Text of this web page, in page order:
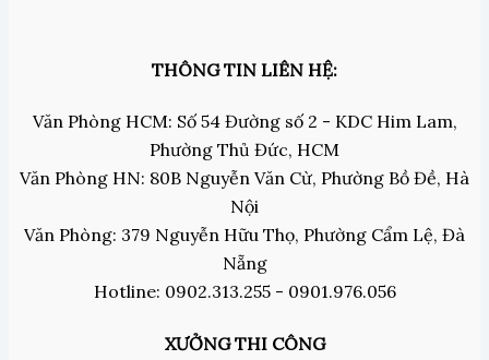
THÔNG TIN LIÊN HỆ:
Văn Phòng HCM: Số 54 Đường số 2 - KDC Him Lam,
Phường Thủ Đức, HCM
Văn Phòng HN: 80B Nguyễn Văn Cừ, Phường Bồ Đề, Hà
Nội
Văn Phòng: 379 Nguyễn Hữu Thọ, Phường Cẩm Lệ, Đà
Nẵng
Hotline: 0902.313.255 - 0901.976.056
XƯỞNG THI CÔNG